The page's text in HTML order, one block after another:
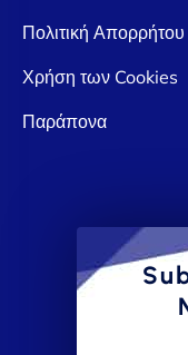
Πολιτική Απορρήτου
Χρήση των Cookies
Παράπονα